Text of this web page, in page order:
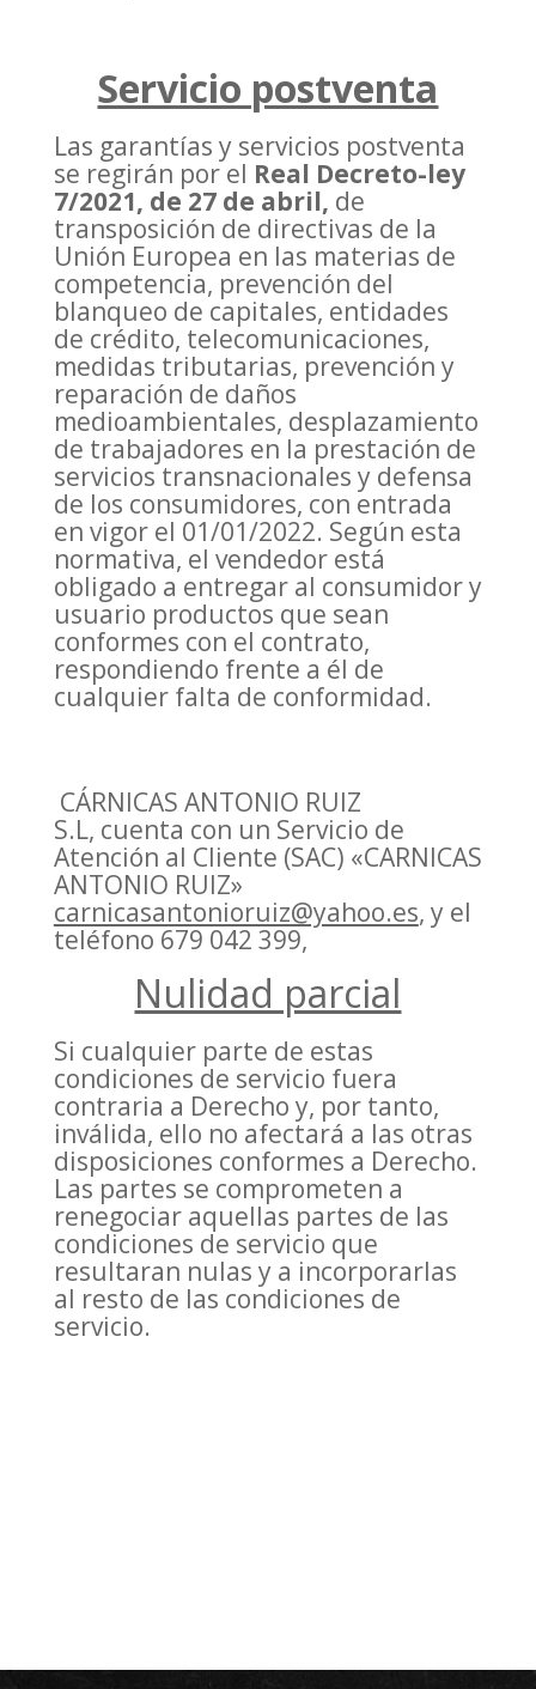
Servicio postventa
Las garantías y servicios postventa
se regirán por el Real Decreto-ley
7/2021, de 27 de abril, de
transposición de directivas de la
Unión Europea en las materias de
competencia, prevención del
blanqueo de capitales, entidades
de crédito, telecomunicaciones,
medidas tributarias, prevención y
reparación de daños
medioambientales, desplazamiento
de trabajadores en la prestación de
servicios transnacionales y defensa
de los consumidores, con entrada
en vigor el 01/01/2022. Según esta
normativa, el vendedor está
obligado a entregar al consumidor y
usuario productos que sean
conformes con el contrato,
respondiendo frente a él de
cualquier falta de conformidad.
CÁRNICAS ANTONIO RUIZ
S.L, cuenta con un Servicio de
Atención al Cliente (SAC) «CARNICAS
ANTONIO RUIZ»
carnicasantonioruiz@yahoo.es, y el
teléfono 679 042 399,
Nulidad parcial
Si cualquier parte de estas
condiciones de servicio fuera
contraria a Derecho y, por tanto,
inválida, ello no afectará a las otras
disposiciones conformes a Derecho.
Las partes se comprometen a
renegociar aquellas partes de las
condiciones de servicio que
resultaran nulas y a incorporarlas
al resto de las condiciones de
servicio.